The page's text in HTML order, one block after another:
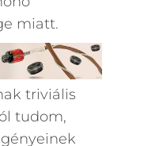
miatt.
triviális
tudom,